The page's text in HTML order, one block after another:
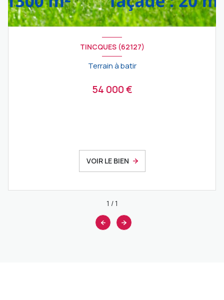
TINCQUES (62127)
Terrain à batir
54 000 €
VOIR LE BIEN
1 /1